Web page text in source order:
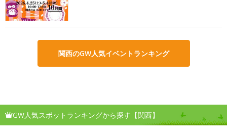
関西のGW人気イベントランキング
GW人気スポットランキングから探す【関西】